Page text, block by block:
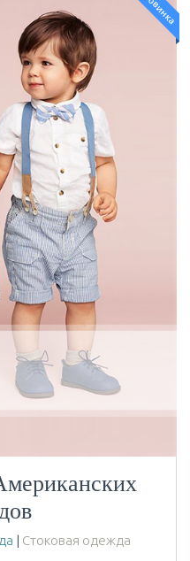
новинка
| Стоковая одежда